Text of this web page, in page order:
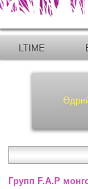
LTIME
Групп F.A.P